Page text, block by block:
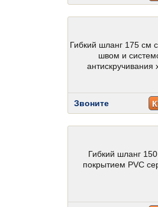
Гибкий шланг 175 см
швом и
антискручивания
Звоните
Гибкий шланг
покрытием PVC